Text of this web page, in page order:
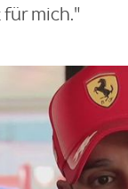
mich."